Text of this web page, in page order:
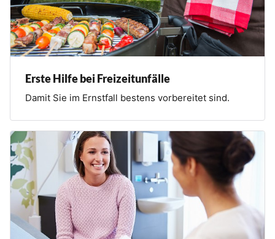
Erste Hilfe bei Freizeitunfälle
Damit Sie im Ernstfall bestens vorbereitet sind.